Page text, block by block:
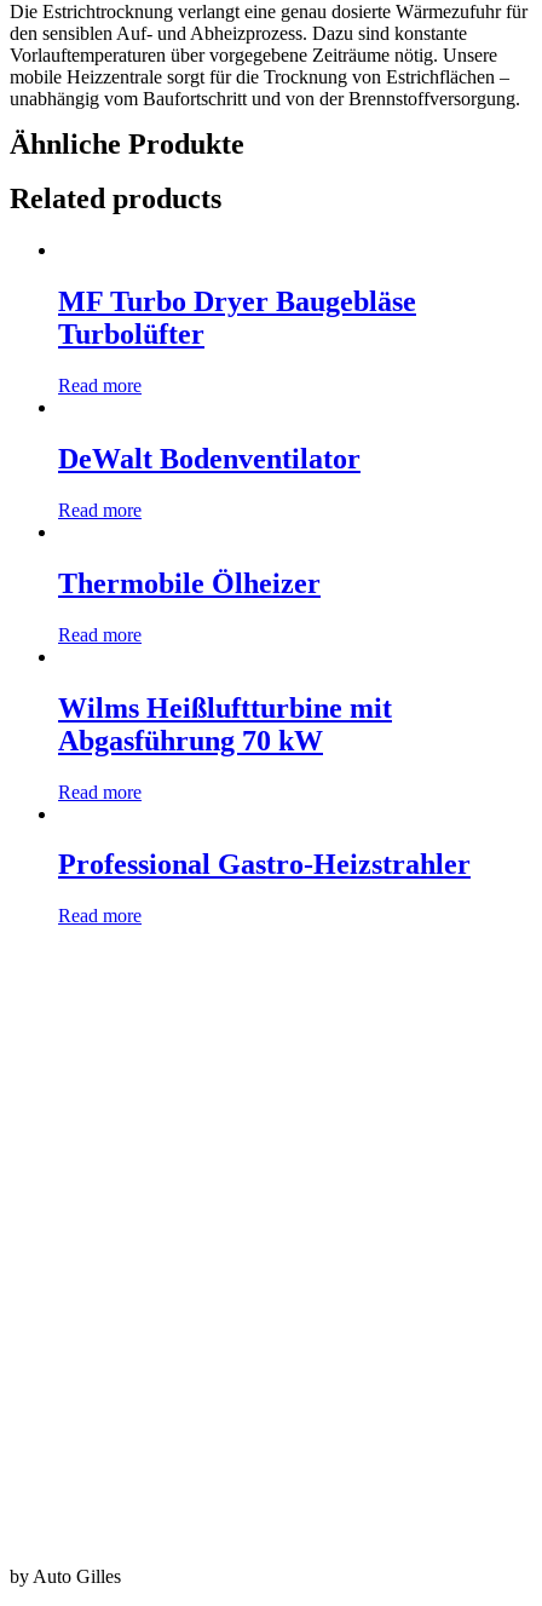
Die Estrichtrocknung verlangt eine genau dosierte Wärmezufuhr für
den sensiblen Auf- und Abheizprozess. Dazu sind konstante
Vorlauftemperaturen über vorgegebene Zeiträume nötig. Unsere
mobile Heizzentrale sorgt für die Trocknung von Estrichflächen –
unabhängig vom Baufortschritt und von der Brennstoffversorgung.
Ähnliche Produkte
Related products
MF Turbo Dryer Baugebläse
Turbolüfter
Read more
DeWalt Bodenventilator
Read more
Thermobile Ölheizer
Read more
Wilms Heißluftturbine mit
Abgasführung 70 kW
Read more
Professional Gastro-Heizstrahler
Read more
by Auto Gilles